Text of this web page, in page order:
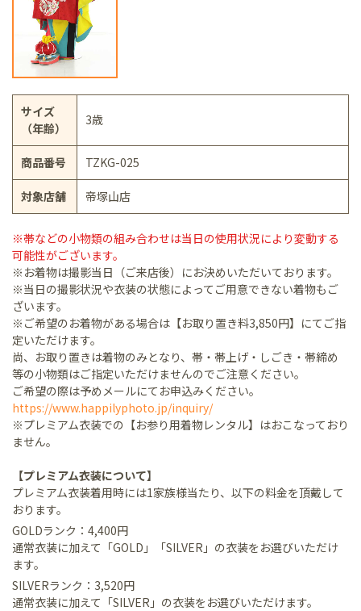
サイズ
（年齢）
3歳
商品番号 TZKG-025
対象店舗 帝塚山店
※帯などの小物類の組み合わせは当日の使用状況により変動する
可能性がございます。
※お着物は撮影当日（ご来店後）にお決めいただいております。
※当日の撮影状況や衣装の状態によってご用意できない着物もご
ざいます。
※ご希望のお着物がある場合は【お取り置き料3,850円】にてご指
定いただけます。
尚、お取り置きは着物のみとなり、帯・帯上げ・しごき・帯締め
等の小物類はご指定いただけませんのでご注意ください。
ご希望の際は予めメールにてお申込みください。
https://www.happilyphoto.jp/inquiry/
※プレミアム衣装での【お参り用着物レンタル】はおこなっており
ません。
【プレミアム衣装について】
プレミアム衣装着用時には1家族様当たり、以下の料金を頂戴して
おります。
GOLDランク：4,400円
通常衣装に加えて「GOLD」「SILVER」の衣装をお選びいただけ
ます。
SILVERランク：3,520円
通常衣装に加えて「SILVER」の衣装をお選びいただけます。